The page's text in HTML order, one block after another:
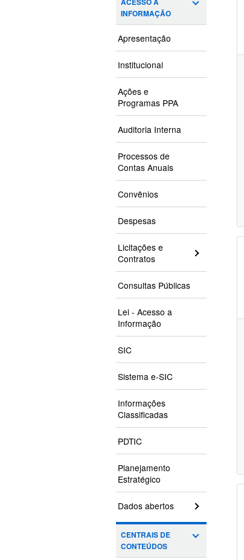
ACESSO À
INFORMAÇÃO
Apresentação
Institucional
Ações e
Programas PPA
Auditoria Interna
Processos de
Contas Anuais
Convênios
Despesas
Licitações e
Contratos
Consultas Públicas
Lei - Acesso a
Informação
SIC
Sistema e-SIC
Informações
Classificadas
PDTIC
Planejamento
Estratégico
Dados abertos
CENTRAIS DE
CONTEÚDOS